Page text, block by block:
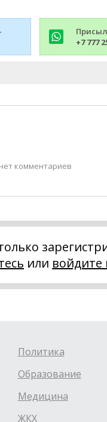
+7 777
нет комментариев
или войдите
Политика
Образование
Медицина
ЖКХ